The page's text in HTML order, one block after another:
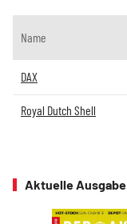
Name
DAX
Royal Dutch Shell
Aktuelle Ausgabe